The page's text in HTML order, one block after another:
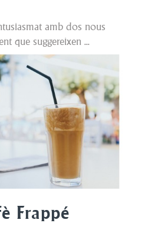
amb dos nous
que suggereixen ...
Frappé